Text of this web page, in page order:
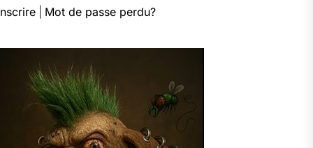
Mot de passe perdu?